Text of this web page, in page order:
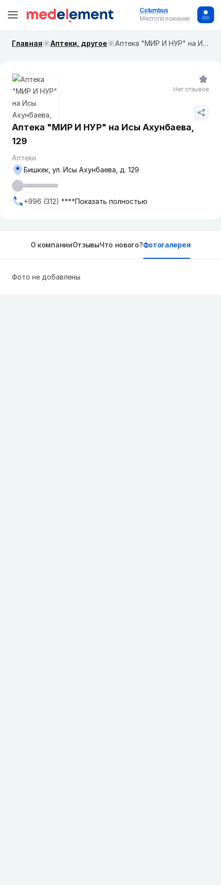
Columbus
Местоположение
Главная Аптеки, другое Аптека "МИР И НУР" на ​Исы Ахунбаева, 129
Аптека "МИР И НУР" на ​Исы Ахунбаева,
129
Аптеки
Бишкек, ул. ​Исы Ахунбаева, д. 129
+996 (312) ****Показать полностью
Нет отзывов
О компанииОтзывыЧто нового?Фотогалерея
Фото не добавлены